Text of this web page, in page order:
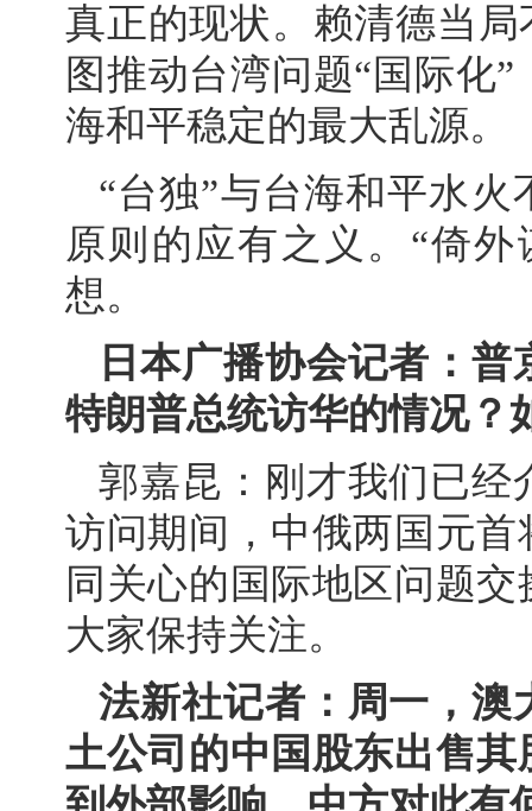
真正的现状。赖清德当
图推动台湾问题“国际化
海和平稳定的最大乱源。
“台独”与台海和平水
原则的应有之义。“倚
想。
日本广播协会记者：
特朗普总统访华的情况？
郭嘉昆：刚才我们已经
访问期间，中俄两国元
同关心的国际地区问题
大家保持关注。
法新社记者：周一，澳
土公司的中国股东出售